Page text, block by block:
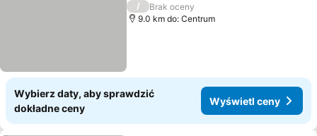
/
Brak oceny
9.0 km do: Centrum
Wybierz daty, aby sprawdzić
dokładne ceny
Wyświetl ceny